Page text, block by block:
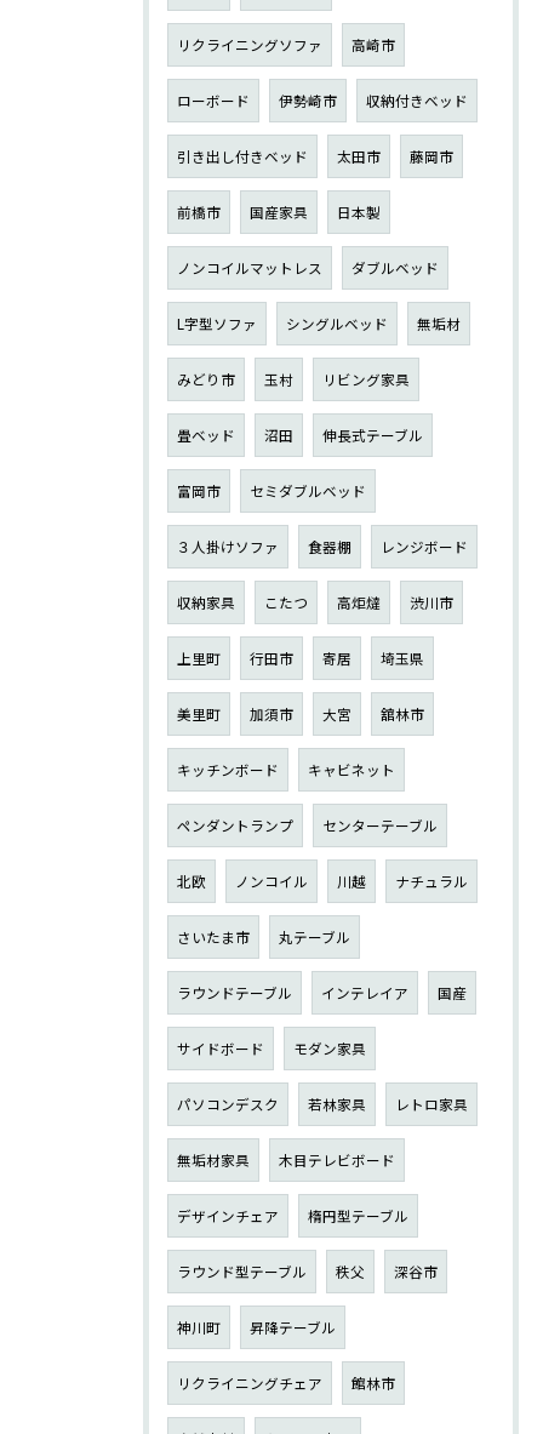
リクライニングソファ 高崎市
ローボード 伊勢崎市 収納付きベッド
引き出し付きベッド 太田市 藤岡市
前橋市 国産家具 日本製
ノンコイルマットレス ダブルベッド
L字型ソファ シングルベッド 無垢材
みどり市 玉村 リビング家具
畳ベッド 沼田 伸長式テーブル
富岡市 セミダブルベッド
３人掛けソファ 食器棚 レンジボード
収納家具 こたつ 高炬燵 渋川市
上里町 行田市 寄居 埼玉県
美里町 加須市 大宮 舘林市
キッチンボード キャビネット
ペンダントランプ センターテーブル
北欧 ノンコイル 川越 ナチュラル
さいたま市 丸テーブル
ラウンドテーブル インテレイア 国産
サイドボード モダン家具
パソコンデスク 若林家具 レトロ家具
無垢材家具 木目テレビボード
デザインチェア 楕円型テーブル
ラウンド型テーブル 秩父 深谷市
神川町 昇降テーブル
リクライニングチェア 館林市